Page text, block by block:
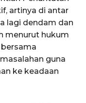
artinya di antar
lagi dendam dan
menurut hukum
guna
ke keadaan